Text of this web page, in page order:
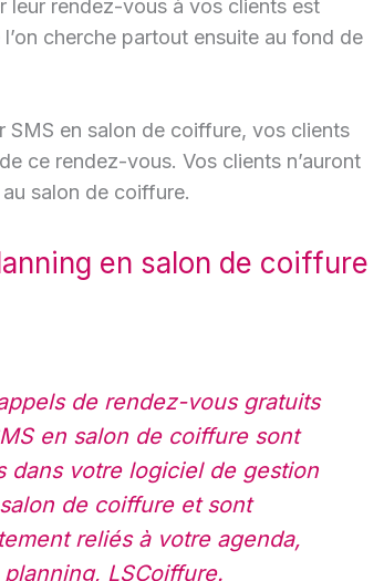
leur rendez-vous à vos clients est
cherche partout ensuite au fond de
SMS en salon de coiffure, vos clients
ce rendez-vous. Vos clients n’auront
salon de coiffure.
en salon de coiffure
de rendez-vous gratuits
en salon de coiffure sont
dans votre logiciel de gestion
de coiffure et sont
reliés à votre agenda,
planning, LSCoiffure.